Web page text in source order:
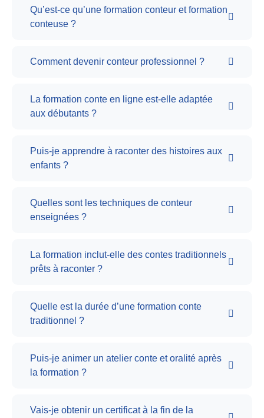
Qu’est-ce qu’une formation conteur et formation
conteuse ?
Comment devenir conteur professionnel ?
La formation conte en ligne est-elle adaptée
aux débutants ?
Puis-je apprendre à raconter des histoires aux
enfants ?
Quelles sont les techniques de conteur
enseignées ?
La formation inclut-elle des contes traditionnels
prêts à raconter ?
Quelle est la durée d’une formation conte
traditionnel ?
Puis-je animer un atelier conte et oralité après
la formation ?
Vais-je obtenir un certificat à la fin de la